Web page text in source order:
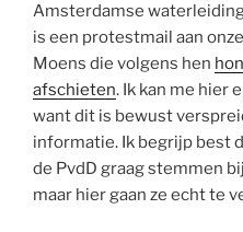
Amsterdamse
is een protestmail aan
Moens die volgens hen
afschieten. Ik kan me hier
want dit is bewust
informatie. Ik begrijp best
de PvdD graag stemmen
maar hier gaan ze echt te